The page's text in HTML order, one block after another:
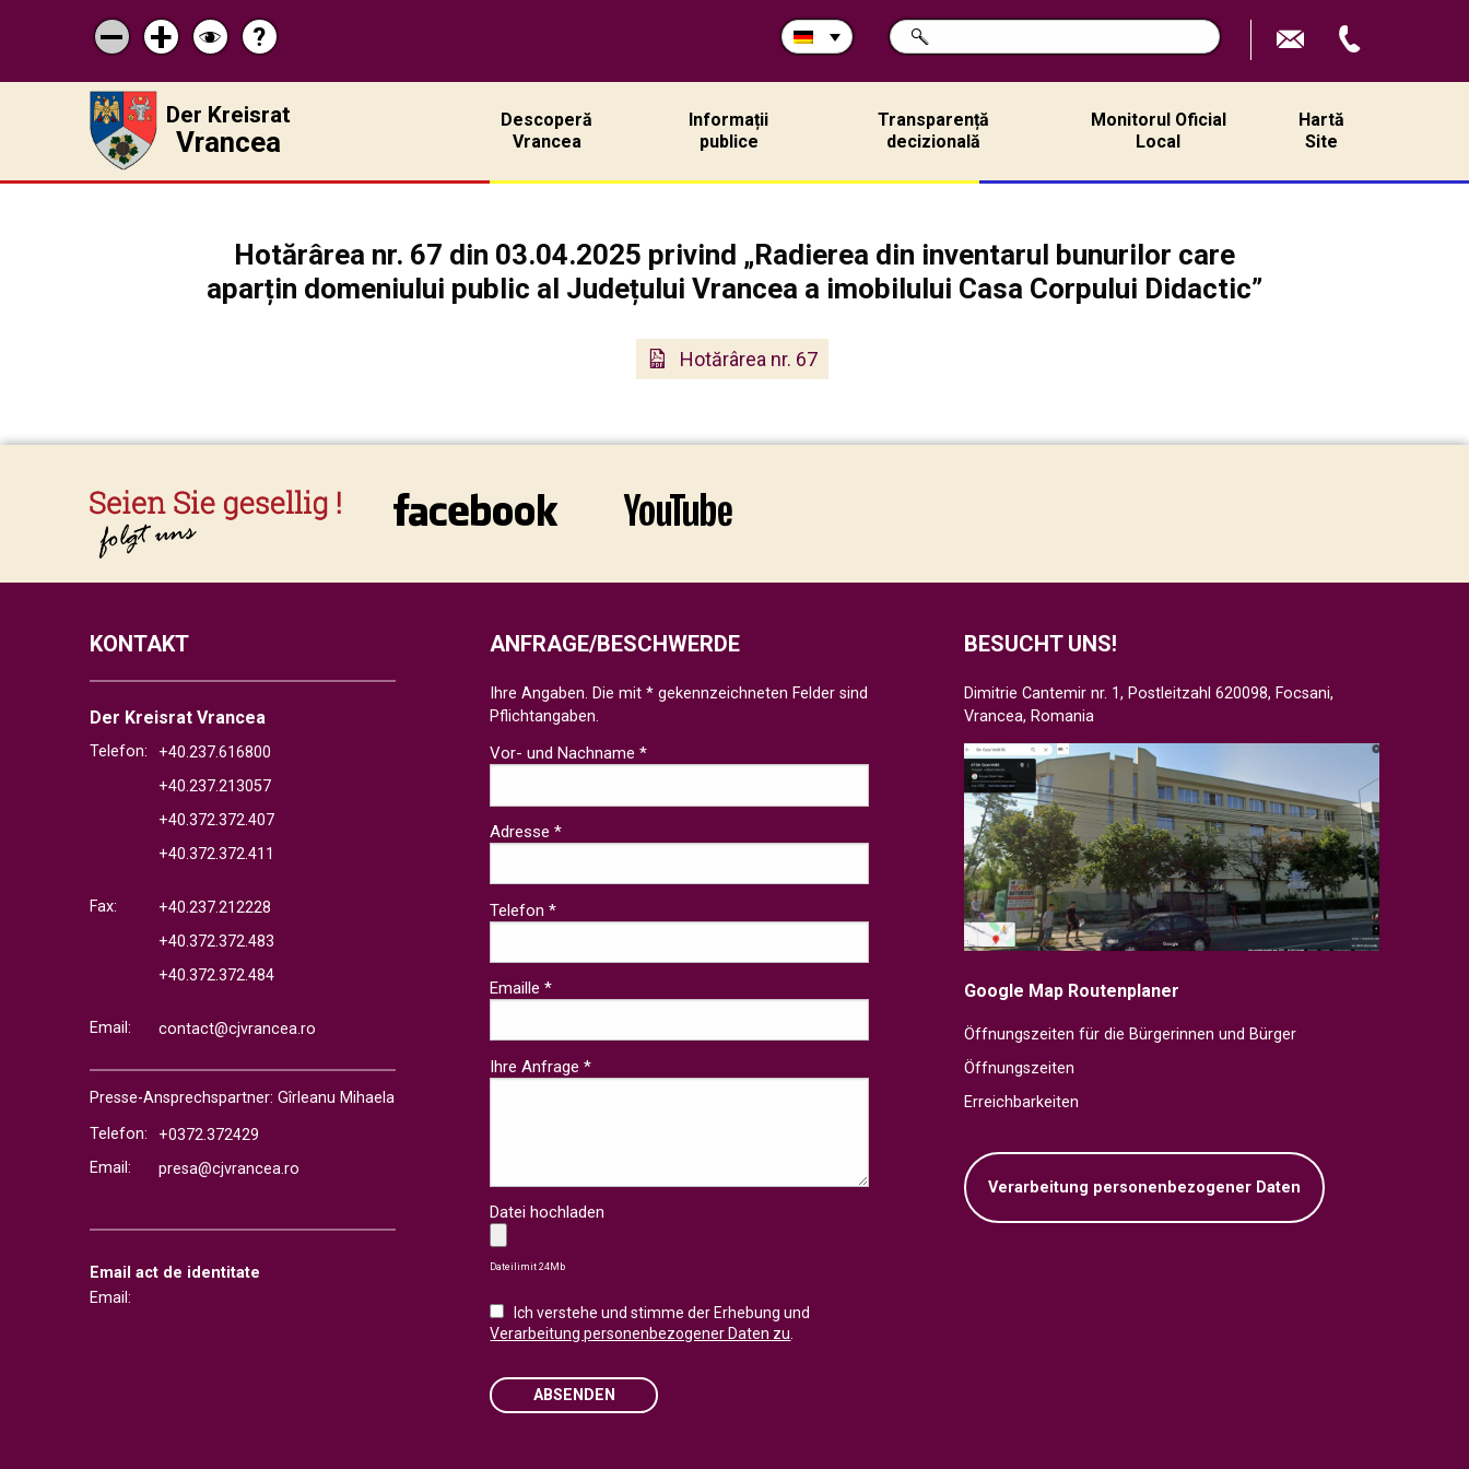
Micșorează
scrisul
Mărește
scrisul
Schimbă
contrastul
Pagina
de
ajutor
?
Durchsuchen
Sie
SUCHE
Der Kreisrat
Vrancea
Descoperă
Vrancea
Informații
publice
Transparență
decizională
Monitorul Oficial
Local
Hartă
Site
Hotărârea nr. 67 din 03.04.2025 privind „Radierea din inventarul bunurilor care
aparțin domeniului public al Județului Vrancea a imobilului Casa Corpului Didactic”
Hotărârea nr. 67
KONTAKT
Der Kreisrat Vrancea
Telefon:
+40.237.616800
+40.237.213057
+40.372.372.407
+40.372.372.411
Fax:
+40.237.212228
+40.372.372.483
+40.372.372.484
Email: contact@cjvrancea.ro
Presse-Ansprechspartner: Gîrleanu Mihaela
Telefon:
+0372.372429
Email:
presa@cjvrancea.ro
Email act de identitate
Email:
BESUCHT UNS!
Dimitrie Cantemir nr. 1, Postleitzahl 620098, Focsani,
Vrancea, Romania
Google Map Routenplaner
Öffnungszeiten für die Bürgerinnen und Bürger
Öffnungszeiten
Erreichbarkeiten
Verarbeitung personenbezogener Daten
ANFRAGE/BESCHWERDE
Ihre Angaben. Die mit * gekennzeichneten Felder sind
Pflichtangaben.
Vor- und Nachname *
Adresse *
Telefon *
Emaille *
Ihre Anfrage *
Datei hochladen
Dateilimit 24Mb
Ich verstehe und stimme der Erhebung und
Verarbeitung personenbezogener Daten zu.
ABSENDEN